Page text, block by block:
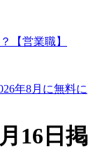
【営業職】
年8月に無料に
16日掲